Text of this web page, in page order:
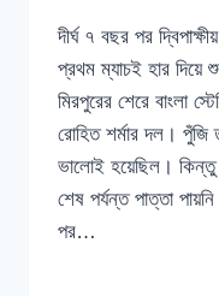
দীর্ঘ ৭ বছর পর
প্রথম ম্যাচই হার
মিরপুরের শেরে বাংলা
রোহিত শর্মার দল।
ভালোই হয়েছিল। কিন্তু
শেষ পর্যন্ত পাত্তা
পর…